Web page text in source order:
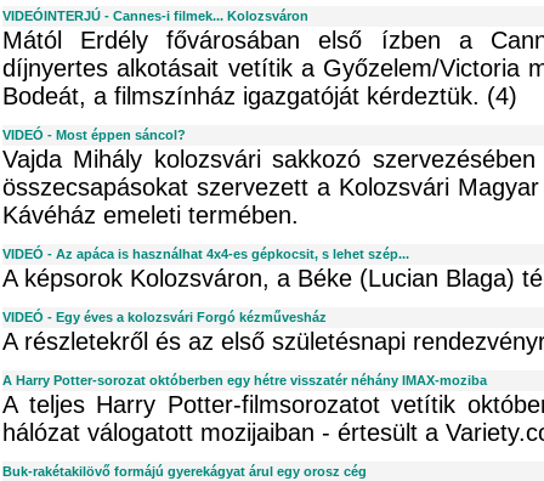
VIDEÓINTERJÚ - Cannes-i filmek... Kolozsváron
Mától Erdély fővárosában első ízben a
díjnyertes alkotásait vetítik a Győzelem/Victoria
Bodeát, a filmszínház igazgatóját kérdeztük. (4)
VIDEÓ - Most éppen sáncol?
Vajda Mihály kolozsvári sakkozó
összecsapásokat szervezett a Kolozsvári
Kávéház emeleti termében.
VIDEÓ - Az apáca is használhat 4x4-es gépkocsit, s lehet szép...
A képsorok Kolozsváron, a Béke (Lucian Blaga)
VIDEÓ - Egy éves a kolozsvári Forgó kézművesház
A részletekről és az első születésnapi
A Harry Potter-sorozat októberben egy hétre visszatér néhány IMAX-moziba
A teljes Harry Potter-filmsorozatot vetítik
hálózat válogatott mozijaiban - értesült a
Buk-rakétakilövő formájú gyerekágyat árul egy orosz cég